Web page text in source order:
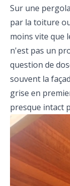
Sur une
par la toiture
moins vite que
n'est pas un
question de
souvent la
grise en
presque intact